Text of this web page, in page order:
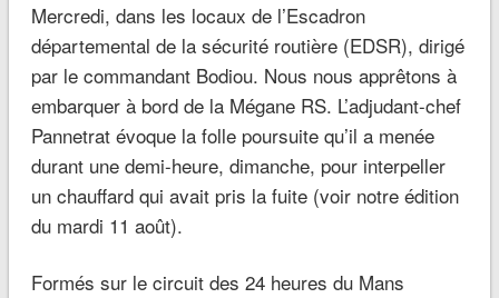
Mercredi, dans les locaux de l’Escadron
départemental de la sécurité routière (EDSR), dirigé
par le commandant Bodiou. Nous nous apprêtons à
embarquer à bord de la Mégane RS. L’adjudant-chef
Pannetrat évoque la folle poursuite qu’il a menée
durant une demi-heure, dimanche, pour interpeller
un chauffard qui avait pris la fuite (voir notre édition
du mardi 11 août).
Formés sur le circuit des 24 heures du Mans